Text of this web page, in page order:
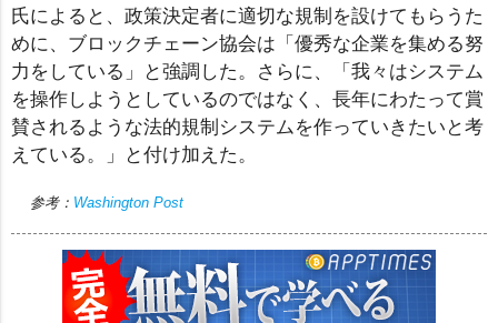
氏によると、政策決定者に適切な規制を設けてもらうた
めに、ブロックチェーン協会は「優秀な企業を集める努
力をしている」と強調した。さらに、「我々はシステム
を操作しようとしているのではなく、長年にわたって賞
賛されるような法的規制システムを作っていきたいと考
えている。」と付け加えた。
参考： Washington Post